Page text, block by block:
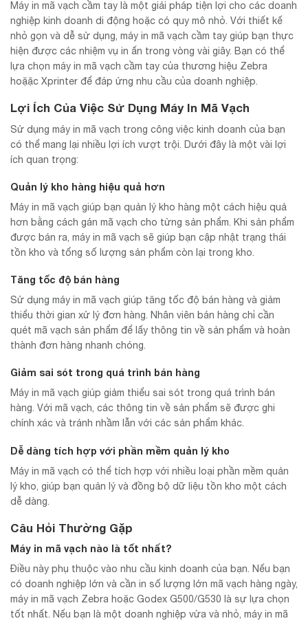
Máy in mã vạch cầm tay là một giải pháp tiện lợi cho các doanh
nghiệp kinh doanh di động hoặc có quy mô nhỏ. Với thiết kế
nhỏ gọn và dễ sử dụng, máy in mã vạch cầm tay giúp bạn thực
hiện được các nhiệm vụ in ấn trong vòng vài giây. Bạn có thể
lựa chọn máy in mã vạch cầm tay của thương hiệu Zebra
hoặặc Xprinter để đáp ứng nhu cầu của doanh nghiệp.
Lợi Ích Của Việc Sử Dụng Máy In Mã Vạch
Sử dụng máy in mã vạch trong công việc kinh doanh của bạn
có thể mang lại nhiều lợi ích vượt trội. Dưới đây là một vài lợi
ích quan trọng:
Quản lý kho hàng hiệu quả hơn
Máy in mã vạch giúp bạn quản lý kho hàng một cách hiệu quả
hơn bằng cách gán mã vạch cho từng sản phẩm. Khi sản phẩm
được bán ra, máy in mã vạch sẽ giúp bạn cập nhật trạng thái
tồn kho và tổng số lượng sản phẩm còn lại trong kho.
Tăng tốc độ bán hàng
Sử dụng máy in mã vạch giúp tăng tốc độ bán hàng và giảm
thiểu thời gian xử lý đơn hàng. Nhân viên bán hàng chỉ cần
quét mã vạch sản phẩm để lấy thông tin về sản phẩm và hoàn
thành đơn hàng nhanh chóng.
Giảm sai sót trong quá trình bán hàng
Máy in mã vạch giúp giảm thiểu sai sót trong quá trình bán
hàng. Với mã vạch, các thông tin về sản phẩm sẽ được ghi
chính xác và tránh nhầm lẫn với các sản phẩm khác.
Dễ dàng tích hợp với phần mềm quản lý kho
Máy in mã vạch có thể tích hợp với nhiều loại phần mềm quản
lý kho, giúp bạn quản lý và đồng bộ dữ liệu tồn kho một cách
dễ dàng.
Câu Hỏi Thường Gặp
Máy in mã vạch nào là tốt nhất?
Điều này phụ thuộc vào nhu cầu kinh doanh của bạn. Nếu bạn
có doanh nghiệp lớn và cần in số lượng lớn mã vạch hàng ngày,
máy in mã vạch Zebra hoặc Godex G500/G530 là sự lựa chọn
tốt nhất. Nếu bạn là một doanh nghiệp vừa và nhỏ, máy in mã